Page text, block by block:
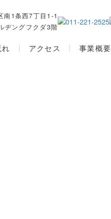
南1条西7丁目1-1
ヂングフクダ3階
アクセス 事業概要